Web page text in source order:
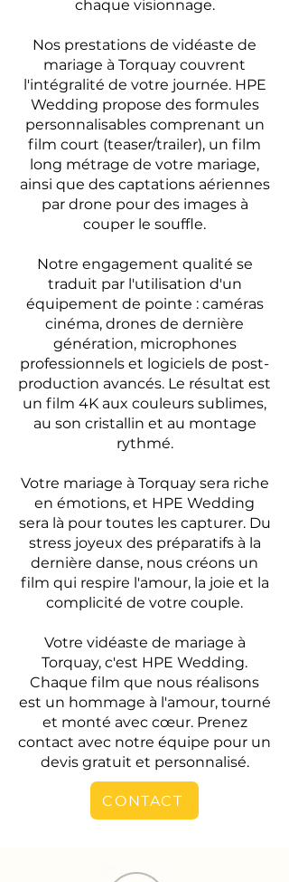
chaque visionnage.
Nos prestations de vidéaste de
mariage à Torquay couvrent
l'intégralité de votre journée. HPE
Wedding propose des formules
personnalisables comprenant un
film court (teaser/trailer), un film
long métrage de votre mariage,
ainsi que des captations aériennes
par drone pour des images à
couper le souffle.
Notre engagement qualité se
traduit par l'utilisation d'un
équipement de pointe : caméras
cinéma, drones de dernière
génération, microphones
professionnels et logiciels de post-
production avancés. Le résultat est
un film 4K aux couleurs sublimes,
au son cristallin et au montage
rythmé.
Votre mariage à Torquay sera riche
en émotions, et HPE Wedding
sera là pour toutes les capturer. Du
stress joyeux des préparatifs à la
dernière danse, nous créons un
film qui respire l'amour, la joie et la
complicité de votre couple.
Votre vidéaste de mariage à
Torquay, c'est HPE Wedding.
Chaque film que nous réalisons
est un hommage à l'amour, tourné
et monté avec cœur. Prenez
contact avec notre équipe pour un
devis gratuit et personnalisé.
CONTACT